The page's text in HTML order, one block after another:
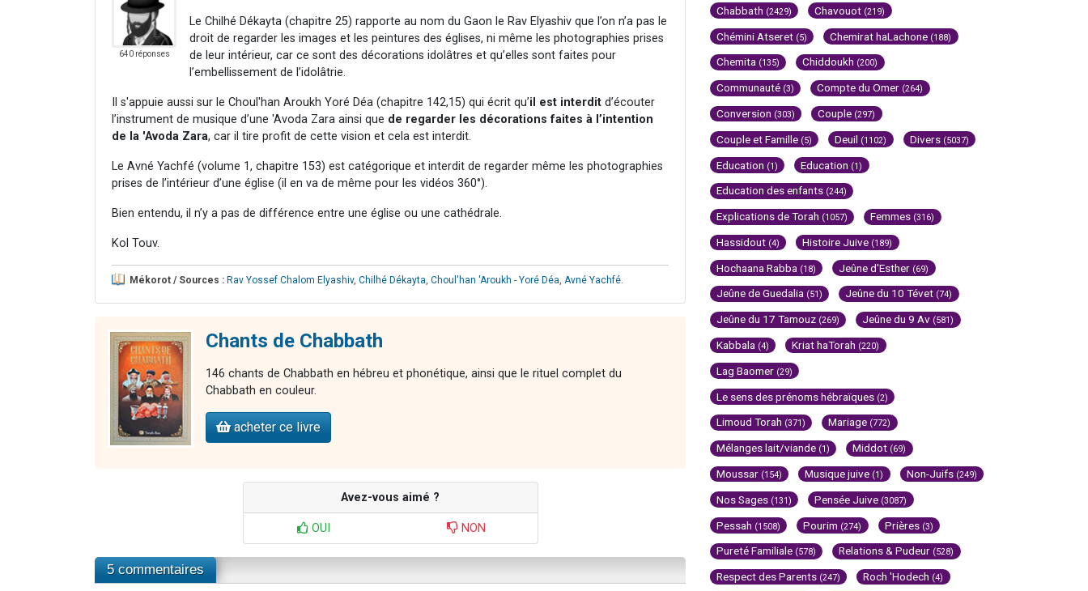
640 réponses
Le Chilhé Dékayta (chapitre 25) rapporte au nom du Gaon le Rav Elyashiv que l’on n’a pas le
droit de regarder les images et les peintures des églises, ni même les photographies prises
de leur intérieur, car ce sont des décorations idolâtres et qu’elles sont faites pour
l’embellissement de l’idolâtrie.
Il s'appuie aussi sur le Choul'han Aroukh Yoré Déa (chapitre 142,15) qui écrit qu’il est interdit d’écouter
l’instrument de musique d’une 'Avoda Zara ainsi que de regarder les décorations faites à l’intention
de la 'Avoda Zara, car il tire profit de cette vision et cela est interdit.
Le Avné Yachfé (volume 1, chapitre 153) est catégorique et interdit de regarder même les photographies
prises de l’intérieur d’une église (il en va de même pour les vidéos 360°).
Bien entendu, il n’y a pas de différence entre une église ou une cathédrale.
Kol Touv.
Mékorot / Sources : Rav Yossef Chalom Elyashiv, Chilhé Dékayta Choul'han 'Aroukh - Yoré Déa Avné Yachfé
Chants de Chabbath
146 chants de Chabbath en hébreu et phonétique, ainsi que le rituel complet du
Chabbath en couleur.
acheter ce livre
Avez-vous aimé ?
OUI NON
5 commentaires
Chabbath (2429) Chavouot (219)
Chémini Atseret (5) Chemirat haLachone (188)
Chemita (135) Chiddoukh (200)
Communauté (3) Compte du Omer (264)
Conversion (303) Couple (297)
Couple et Famille (5) Deuil (1102) Divers (5037)
Education (1) Education (1)
Education des enfants (244)
Explications de Torah (1057) Femmes (316)
Hassidout (4) Histoire Juive (189)
Hochaana Rabba (18) Jeûne d'Esther (69)
Jeûne de Guedalia (51) Jeûne du 10 Tévet (74)
Jeûne du 17 Tamouz (269) Jeûne du 9 Av (581)
Kabbala (4) Kriat haTorah (220)
Lag Baomer (29)
Le sens des prénoms hébraïques (2)
Limoud Torah (371) Mariage (772)
Mélanges lait/viande (1) Middot (69)
Moussar (154) Musique juive (1) Non-Juifs (249)
Nos Sages (131) Pensée Juive (3087)
Pessah (1508) Pourim (274) Prières (3)
Pureté Familiale (578) Relations & Pudeur (528)
Respect des Parents (247) Roch 'Hodech (4)